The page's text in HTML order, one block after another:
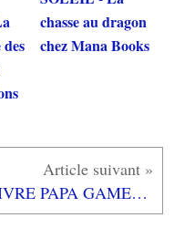
chasse au dragon
chez Mana Books
[REVUE LIVRE PAPA GAMEUR] CROC COPAIN de Lucie PHAN aux éditions L'ECOLE DES LOISIRS